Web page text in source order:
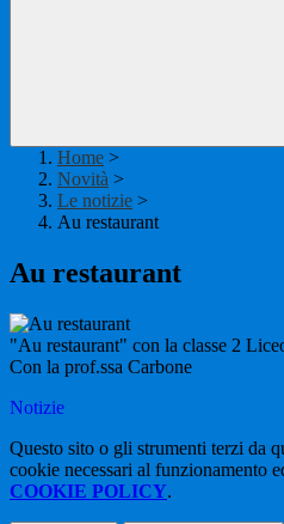
Home >
Novità >
Le notizie >
Au restaurant
Au restaurant
"Au restaurant" con la classe 2
Con la prof.ssa Carbone
Notizie
Questo sito o gli strumenti terzi da
cookie necessari al funzionamento
COOKIE POLICY.